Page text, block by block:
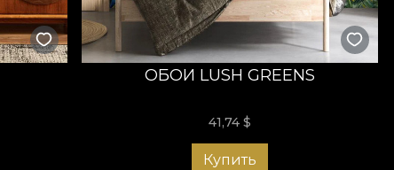
ОБОИ LUSH GREENS
41,74$
Купить